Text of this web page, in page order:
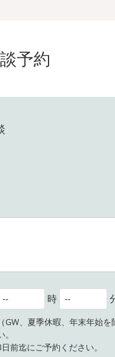
予約
時
、夏季休暇、年末年始を
前迄にご予約ください。